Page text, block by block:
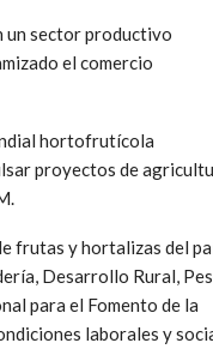
un sector productivo
el comercio
hortofrutícola
proyectos de
frutas y hortalizas del
Desarrollo Rural,
para el Fomento de la
laborales y